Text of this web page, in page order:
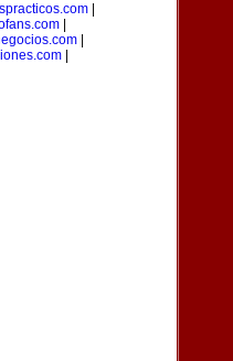
|
|